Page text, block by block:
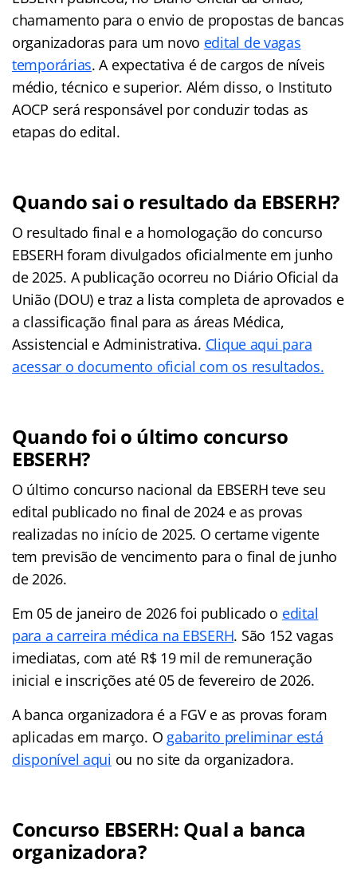
chamamento para o envio de propostas de bancas
organizadoras para um novo edital de vagas
temporárias. A expectativa é de cargos de níveis
médio, técnico e superior. Além disso, o Instituto
AOCP será responsável por conduzir todas as
etapas do edital.
Quando sai o resultado da EBSERH?
O resultado final e a homologação do concurso
EBSERH foram divulgados oficialmente em junho
de 2025. A publicação ocorreu no Diário Oficial da
União (DOU) e traz a lista completa de aprovados e
a classificação final para as áreas Médica,
Assistencial e Administrativa. Clique aqui para
acessar o documento oficial com os resultados.
Quando foi o último concurso
EBSERH?
O último concurso nacional da EBSERH teve seu
edital publicado no final de 2024 e as provas
realizadas no início de 2025. O certame vigente
tem previsão de vencimento para o final de junho
de 2026.
Em 05 de janeiro de 2026 foi publicado o edital
para a carreira médica na EBSERH. São 152 vagas
imediatas, com até R$ 19 mil de remuneração
inicial e inscrições até 05 de fevereiro de 2026.
A banca organizadora é a FGV e as provas foram
aplicadas em março. O gabarito preliminar está
disponível aqui ou no site da organizadora.
Concurso EBSERH: Qual a banca
organizadora?